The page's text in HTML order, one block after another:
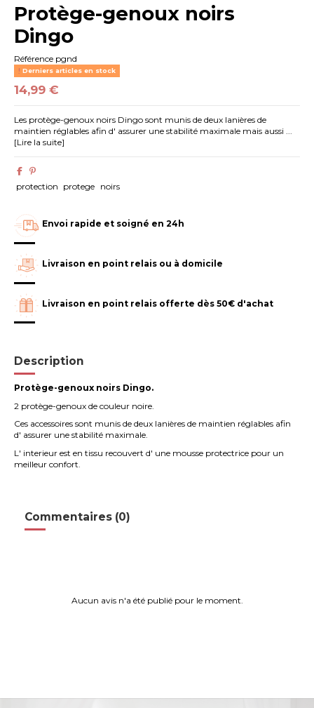
Protège-genoux noirs
Dingo
Référence pgnd
Derniers articles en stock
14,99 €
Les protège-genoux noirs Dingo sont munis de deux lanières de
maintien réglables afin d' assurer une stabilité maximale mais aussi ...
[Lire la suite]
protection protege noirs
Envoi rapide et soigné en 24h
Livraison en point relais ou à domicile
Livraison en point relais offerte dès 50€ d'achat
Description
Protège-genoux noirs Dingo.
2 protège-genoux de couleur noire.
Ces accessoires sont munis de deux lanières de maintien réglables afin
d' assurer une stabilité maximale.
L' interieur est en tissu recouvert d' une mousse protectrice pour un
meilleur confort.
Commentaires (0)
Aucun avis n'a été publié pour le moment.